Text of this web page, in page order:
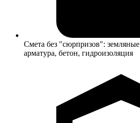
Смета без "сюрпризов":
арматура, бетон, гидроизоляция